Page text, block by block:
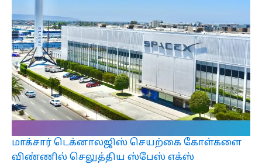
மாக்சார் டெக்னாலஜிஸ் செயற்கை கோள்களை
விண்ணில் செலுத்திய ஸ்பேஸ் எக்ஸ்